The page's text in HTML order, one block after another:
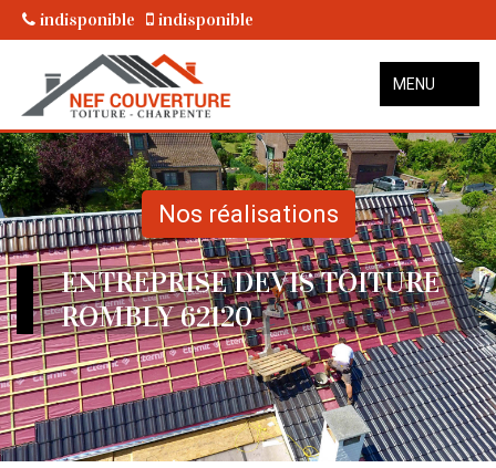
indisponible indisponible
MENU
Nos réalisations
ENTREPRISE DEVIS TOITURE
ROMBLY 62120